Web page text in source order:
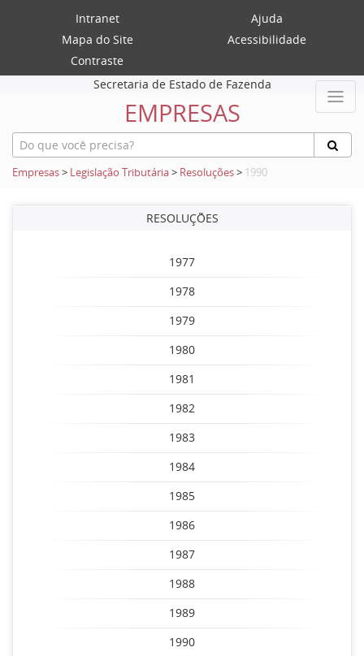
Intranet
Ajuda
Mapa do Site
Acessibilidade
Contraste
Secretaria de Estado de Fazenda
EMPRESAS
Empresas> Legislação Tributária> Resoluções> 1990
RESOLUÇÕES
1977
1978
1979
1980
1981
1982
1983
1984
1985
1986
1987
1988
1989
1990